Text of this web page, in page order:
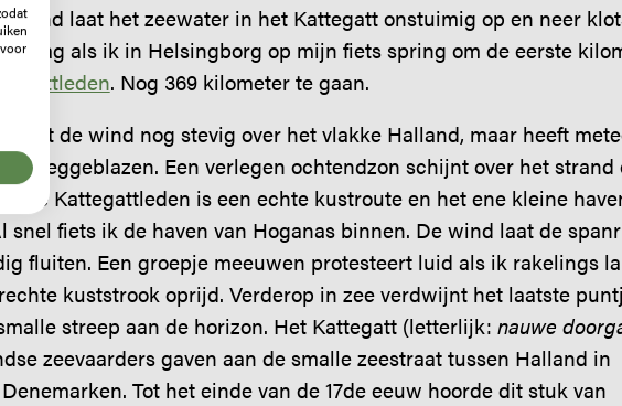
laat het zeewater in het Kattegatt onstuimig op en neer
als ik in Helsingborg op mijn fiets spring om de eerste
. Nog 369 kilometer te gaan.
de wind nog stevig over het vlakke Halland, maar heeft
weggeblazen. Een verlegen ochtendzon schijnt over het strand
De Kattegattleden is een echte kustroute en het ene kleine
snel fiets ik de haven van Hoganas binnen. De wind laat de
fluiten. Een groepje meeuwen protesteert luid als ik rakelings
kuststrook oprijd. Verderop in zee verdwijnt het laatste
streep aan de horizon. Het Kattegatt (letterlijk: nauwe
zeevaarders gaven aan de smalle zeestraat tussen Halland in
Tot het einde van de 17de eeuw hoorde dit stuk van